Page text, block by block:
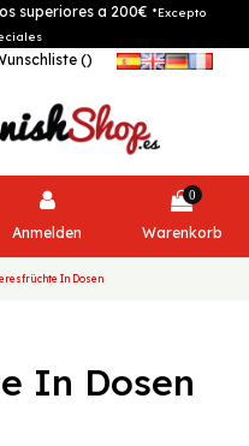
superiores a 200€ *Excepto
()
Anmelden
0
Warenkorb
In Dosen
In Dosen